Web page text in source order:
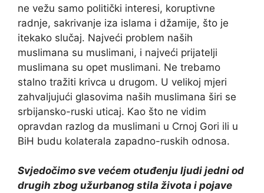
ne vežu samo politički interesi, koruptivne
radnje, sakrivanje iza islama i džamije, što je
itekako slučaj. Najveći problem naših
muslimana su muslimani, i najveći prijatelji
muslimana su opet muslimani. Ne trebamo
stalno tražiti krivca u drugom. U velikoj mjeri
zahvaljujući glasovima naših muslimana širi se
srbijansko-ruski uticaj. Kao što ne vidim
opravdan razlog da muslimani u Crnoj Gori ili u
BiH budu kolaterala zapadno-ruskih odnosa.
Svjedočimo sve većem otuđenju ljudi jedni od
drugih zbog užurbanog stila života i pojave